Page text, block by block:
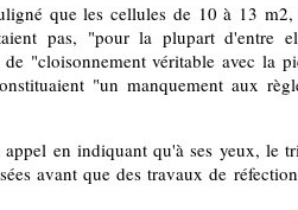
que les cellules de 10 à 13
pas, "pour la plupart d'entre
"cloisonnement véritable avec la
"un manquement aux
en indiquant qu'à ses yeux, le
avant que des travaux de